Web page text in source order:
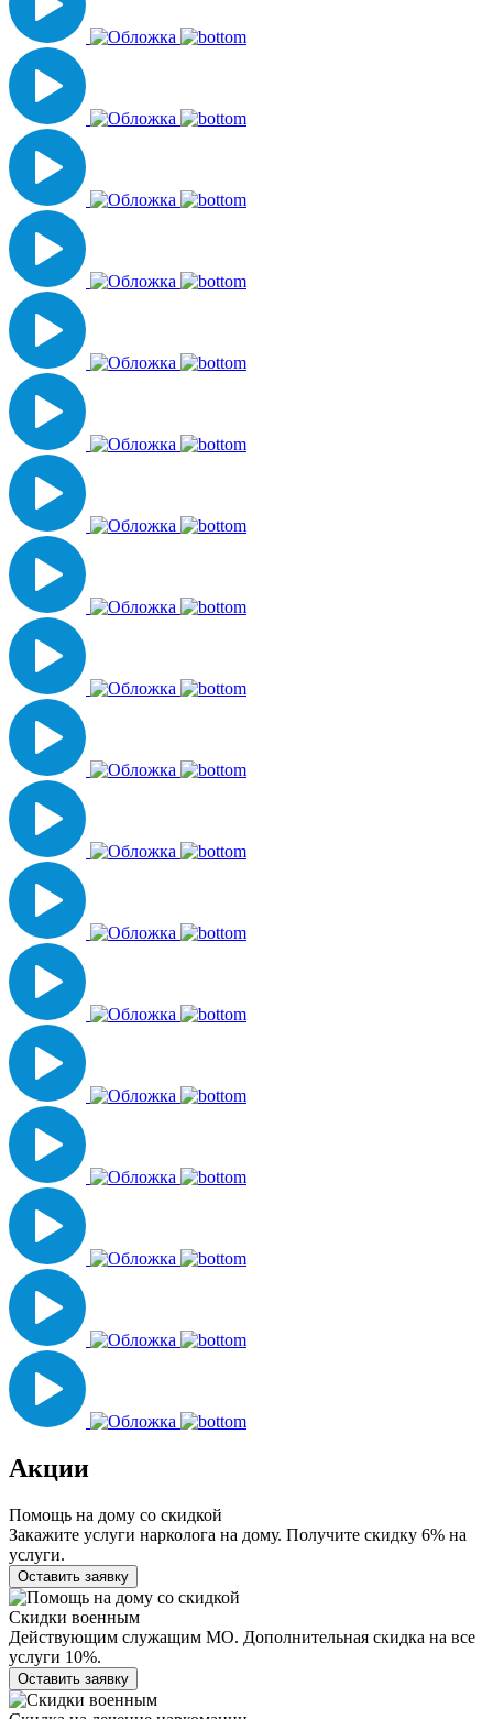
Акции
Помощь на дому со скидкой
Закажите услуги нарколога на дому. Получите скидку 6% на
услуги.
Оставить заявку
Скидки военным
Действующим служащим МО. Дополнительная скидка на все
услуги 10%.
Оставить заявку